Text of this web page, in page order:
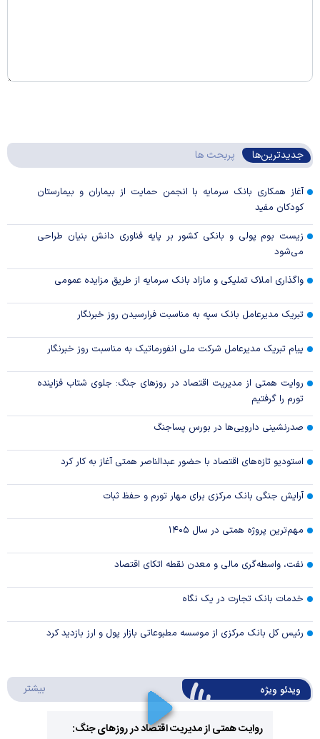
جدیدترین‌ها پربحث ها
آغاز همکاری بانک سرمایه با انجمن حمایت از بیماران و بیمارستان
کودکان مفید
زیست بوم پولی و بانکی کشور بر پایه فناوری دانش بنیان طراحی
می‌شود
واگذاری املاک تملیکی و مازاد بانک سرمایه از طریق مزایده عمومی
تبریک مدیرعامل بانک سپه به مناسبت فرارسیدن روز خبرنگار
پیام تبریک مدیرعامل شرکت ملی انفورماتیک به مناسبت روز خبرنگار
روایت همتی از مدیریت اقتصاد در روزهای جنگ: جلوی شتاب فزاینده
تورم را گرفتیم
صدرنشینی دارویی‌ها در بورس پساجنگ
استودیو تازه‌های اقتصاد با حضور عبدالناصر همتی آغاز به کار کرد
آرایش جنگی بانک مرکزی برای مهار تورم و حفظ ثبات
مهم‌ترین پروژه همتی در سال ۱۴۰۵
نفت، واسطه‌گری مالی و معدن نقطه اتکای اقتصاد
خدمات بانک تجارت در یک نگاه
رئیس کل بانک مرکزی از موسسه مطبوعاتی بازار پول و ارز بازدید کرد
ویدئو ویژه بیشتر
روایت همتی از مدیریت اقتصاد در روزهای جنگ: